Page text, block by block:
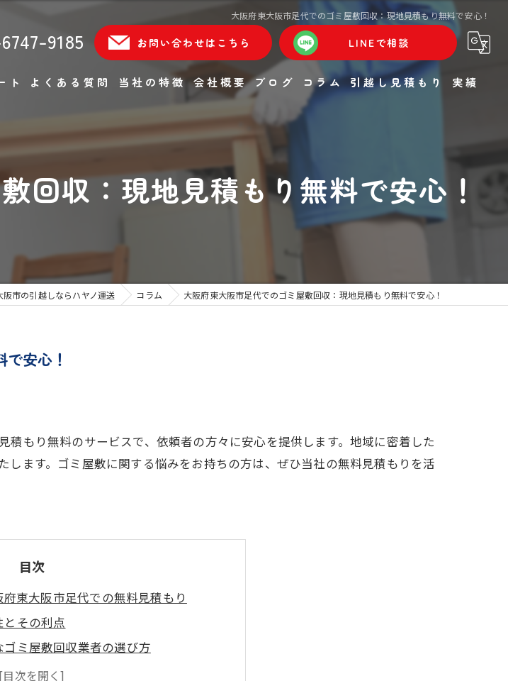
大阪府東大阪市足代でのゴミ屋敷回収：現地見積もり無料で安心！
9185 お問い合わせはこちら LINEで相談
ト よくある質問 当社の特徴
軽貨物
会社概要 ブログ コラム 引越し見積もり 実績
回収：現地見積もり無料で安心！
阪市の引越しならハヤノ運送 コラム 大阪府東大阪市足代でのゴミ屋敷回収：現地見積もり無料で安心！
安心！
もり無料のサービスで、依頼者の方々に安心を提供します。地域に密着した
ます。ゴミ屋敷に関する悩みをお持ちの方は、ぜひ当社の無料見積もりを活
目次
東大阪市足代での無料見積もり
その利点
ミ屋敷回収業者の選び方
までの流れ